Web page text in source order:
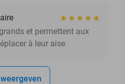
et permettent aux
à leur aise.